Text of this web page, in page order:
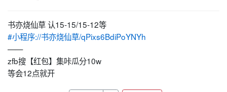
书亦烧仙草 认15-15/15-12等
#小程序://书亦烧仙草/qPixs6BdiPoYNYh
——
zfb搜【红包】集咔瓜分10w
等会12点就开 ​